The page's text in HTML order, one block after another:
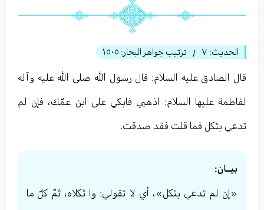
الحديث: ٧ / ترتيب جواهر البحار: ١٥٠٥
قال الصادق عليه السلام: قال رسول الله صلى الله عليه وآله
لفاطمة عليها السلام: اذهبي فابكي على ابن عمّك، فإن لم
تدعي بثكل فما قلت فقد صدقت.
بيــان:
«إن لم تدعي بثكل»، أي لا تقولي: وا ثكلاه، ثمّ كلّ ما